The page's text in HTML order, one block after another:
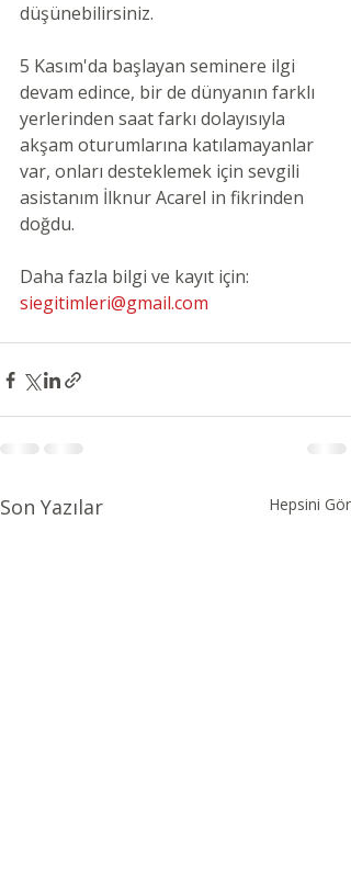
düşünebilirsiniz.
5 Kasım'da başlayan seminere ilgi
devam edince, bir de dünyanın farklı
yerlerinden saat farkı dolayısıyla
akşam oturumlarına katılamayanlar
var, onları desteklemek için sevgili
asistanım İlknur Acarel in fikrinden
doğdu.
Daha fazla bilgi ve kayıt için:
siegitimleri@gmail.com
Son Yazılar Hepsini Gör